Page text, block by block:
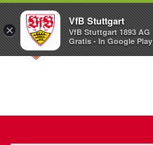
×
VfB Stuttgart
VfB Stuttgart 1893 AG
Gratis - In Google Play